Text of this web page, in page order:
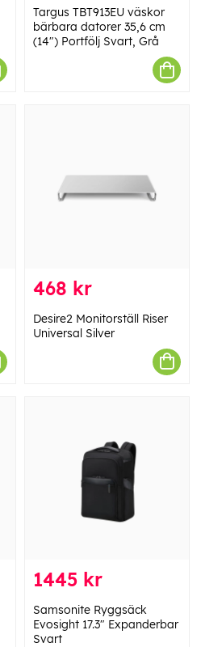
Targus TBT913EU väskor
bärbara datorer 35,6 cm
(14") Portfölj Svart, Grå
468 kr
Desire2 Monitorställ Riser
Universal Silver
1445 kr
Samsonite Ryggsäck
Evosight 17.3" Expanderbar
Svart